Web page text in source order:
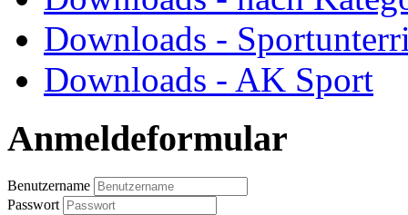
Downloads -
Downloads - AK Sport
Anmeldeformular
Benutzername
Passwort